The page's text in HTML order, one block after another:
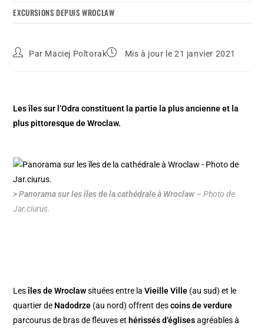
EXCURSIONS DEPUIS WROCLAW
Par Maciej Poltorak Mis à jour le 21 janvier 2021
Les îles sur l’Odra constituent la partie la plus ancienne et la
plus pittoresque de Wroclaw.
> Panorama sur les îles de la cathédrale à Wroclaw – Photo de
Jar.ciurus.
Lesîles de Wroclawsituées entre laVieille Ville (au sud) et le
quartier de Nadodrze (au nord) offrent descoins de verdure
parcourus de bras de fleuves et hérissés d’églisesagréables à